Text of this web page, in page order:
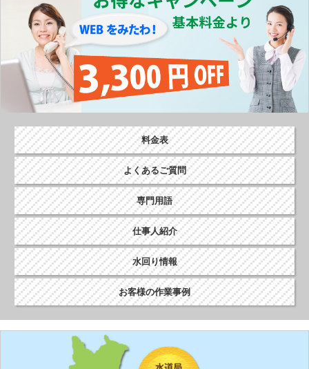
ビ
ゲ
ー
シ
ョ
ン
料金表
よくあるご質問
専門用語
仕事人紹介
水回り情報
お客様の作業事例